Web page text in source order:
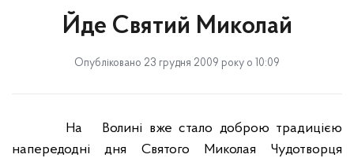
Йде Святий Миколай
Опубліковано 23 грудня 2009 року о 10:09
На
Волині вже стало доброю традицією
напередодні дня Святого Миколая Чудотворця